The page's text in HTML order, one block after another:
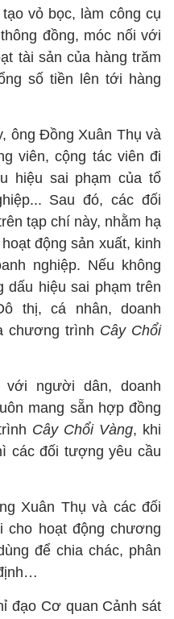
vỏ bọc, làm công cụ
đồng, móc nối với
tài sản của hàng trăm
số tiền lên tới hàng
ông Đồng Xuân Thụ và
viên, cộng tác viên đi
hiệu sai phạm của tổ
Sau đó, các đối
tạp chí này, nhằm hạ
động sản xuất, kinh
nghiệp. Nếu không
dấu hiệu sai phạm trên
thị, cá nhân, doanh
chương trình Cây Chổi
người dân, doanh
mang sẵn hợp đồng
Cây Chổi Vàng, khi
các đối tượng yêu cầu
Xuân Thụ và các đối
cho hoạt động chương
để chia chác, phân
đạo Cơ quan Cảnh sát